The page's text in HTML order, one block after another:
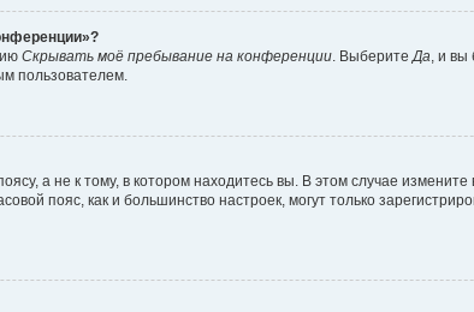
Скрывать моё пребывание на конференции . ВыберитеДа , и
пользователем.
а не к тому, в котором находитесь вы. В этом случае измените
пояс, как и большинство настроек, могут только